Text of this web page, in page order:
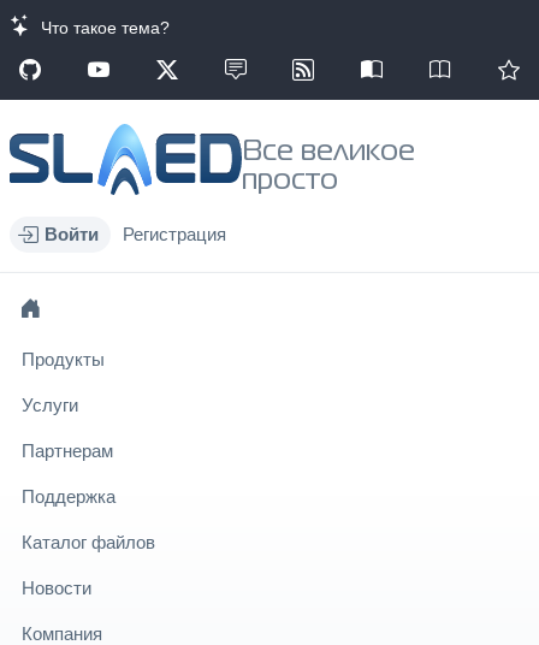
Что такое тема?
Все великое
просто
Войти Регистрация
Продукты
Услуги
Партнерам
Поддержка
Каталог файлов
Новости
Компания